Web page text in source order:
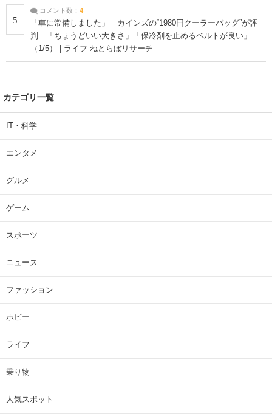
5
コメント数： 4
「車に常備しました」 カインズの“1980円クーラーバッグ”が評
判 「ちょうどいい大きさ」「保冷剤を止めるベルトが良い」
（1/5） | ライフ ねとらぼリサーチ
カテゴリ一覧
IT・科学
エンタメ
グルメ
ゲーム
スポーツ
ニュース
ファッション
ホビー
ライフ
乗り物
人気スポット